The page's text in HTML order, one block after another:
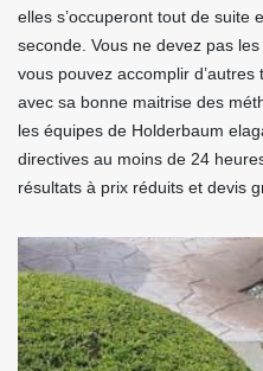
elles s’occuperont tout de suite
seconde. Vous ne devez pas
vous pouvez accomplir
avec sa bonne maitrise des
les équipes de Holderbaum
directives au moins de 24
résultats à prix réduits et devis